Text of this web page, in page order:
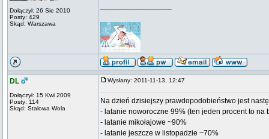
Dołączył: 26 Sie 2010
Posty: 429
Skąd: Warszawa
DL
Dołączył: 15 Kwi 2009
Posty: 114
Skąd: Stalowa Wola
Wysłany: 2011-11-13, 12:47
Na dzień dzisiejszy prawdopodobieństwo jest
- latanie noworoczne 99% (ten jeden procent to na
- latanie mikołajowe ~90%
- latanie jeszcze w listopadzie ~70%